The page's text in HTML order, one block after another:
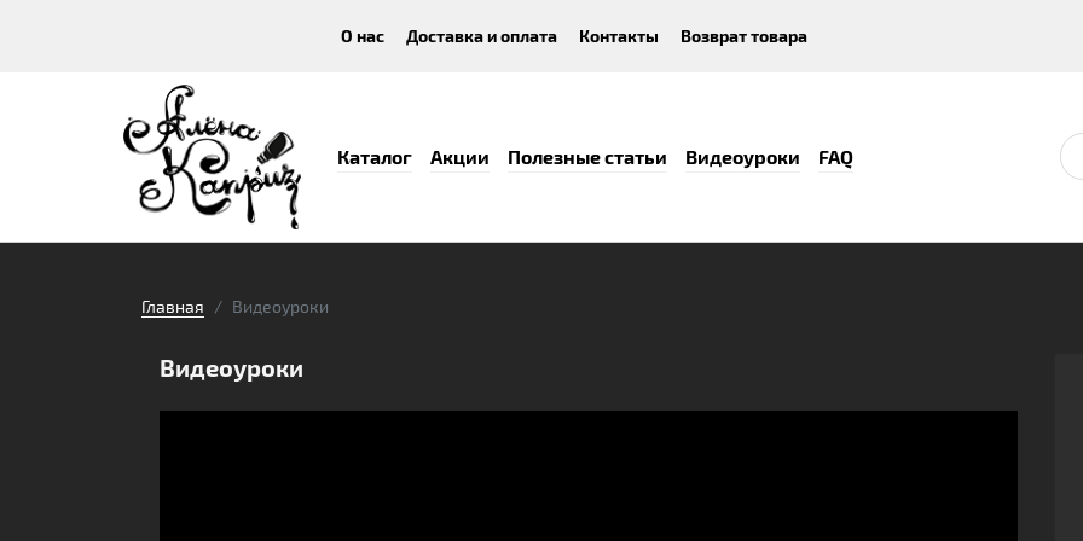
О нас Доставка и оплата Контакты Возврат товара
Каталог Акции Полезные статьи Видеоуроки FAQ
Главная Видеоуроки
Видеоуроки